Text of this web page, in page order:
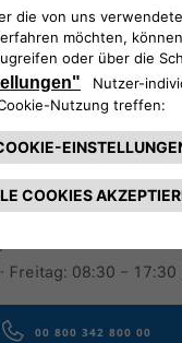
Freitag: 09:00 – 18:00
Freitag: 08:30 – 17:30
00 800 342 800 00